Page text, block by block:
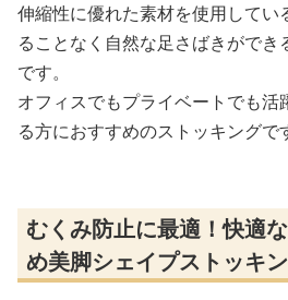
伸縮性に優れた素材を使用してい
ることなく自然な足さばきができ
です。
オフィスでもプライベートでも活
る方におすすめのストッキングで
むくみ防止に最適！快適
め美脚シェイプストッキ